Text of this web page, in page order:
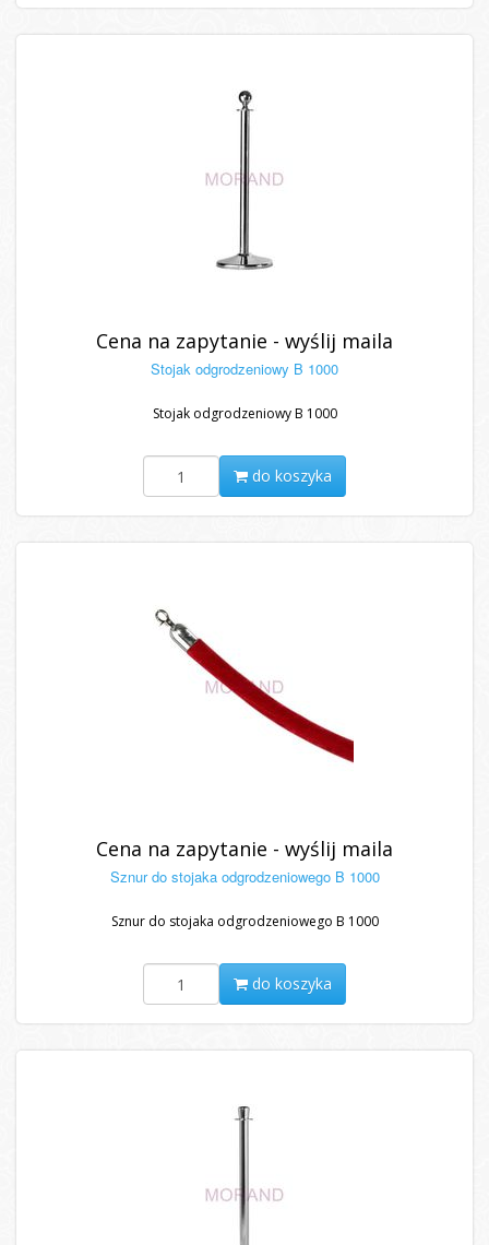
Cena na zapytanie - wyślij maila
Stojak odgrodzeniowy B 1000
Stojak odgrodzeniowy B 1000
do koszyka
Cena na zapytanie - wyślij maila
Sznur do stojaka odgrodzeniowego B 1000
Sznur do stojaka odgrodzeniowego B 1000
do koszyka